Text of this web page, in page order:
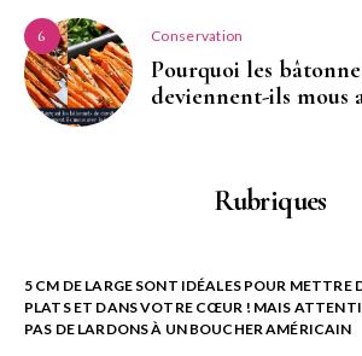
6 Conservation
Pourquoi les
deviennent-ils mous
Rubriques
5 CM DE LARGE SONT IDÉALES POUR METTRE
PLATS ET DANS VOTRE CŒUR ! MAIS
PAS DE LARDONS À UN BOUCHER AMÉRICAIN